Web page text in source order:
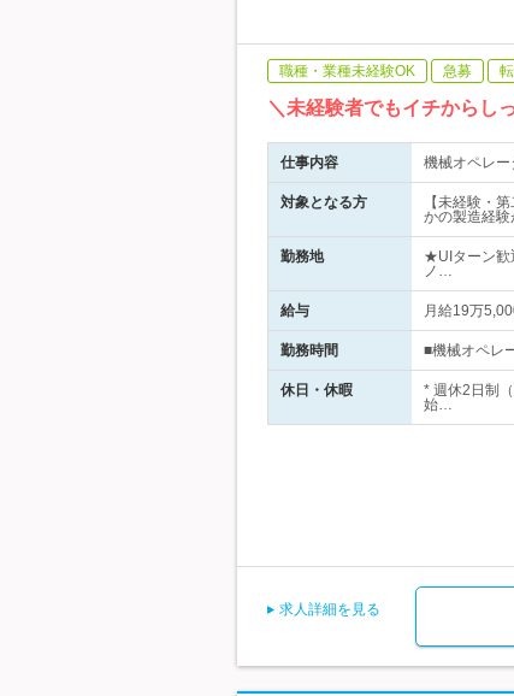
職種・業種未経験OK 急募
＼未経験者でもイチからし
仕事内容 機械オペレ
対象となる方
【未経験・
かの製造経験
勤務地
★UIターン歓
ノ…
給与 月給19万
勤務時間 ■機械オペレ
休日・休暇
* 週休2日制
始…
求人詳細を見る